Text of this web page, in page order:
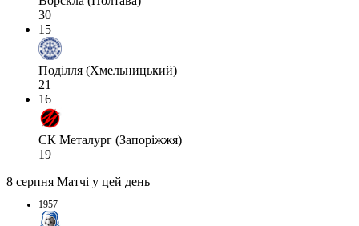
30
15
Поділля (Хмельницький)
21
16
СК Металург (Запоріжжя)
19
8 серпня Матчі у цей день
1957